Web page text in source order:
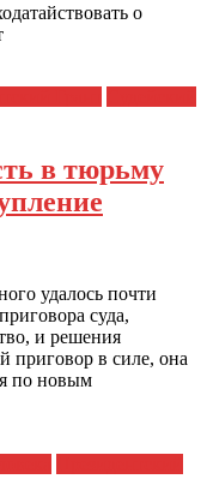
о
в тюрьму
удалось почти
суда,
и решения
приговор в силе, она
по новым